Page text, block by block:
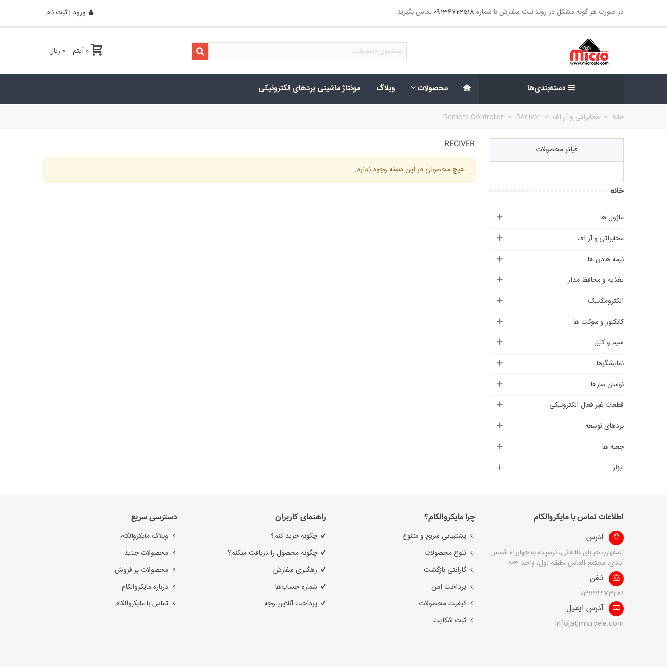
در صورت هر گونه مشکل در روند ثبت سفارش با شماره 09134722518 تماس بگیرید ورود | ثبت نام
0 آیتم- 0 ریال
دسته‌بندی‌ها محصولات وبلاگ مونتاژ ماشینی بردهای الکترونیکی
خانه > مخابراتی و آر اف >
Remote Controller > Reciver
فیلتر محصولات
خانه
ماژول ها
مخابراتی و آر اف
نیمه هادی ها
تغذیه و محافظ مدار
الکترومکانیک
کانکتور و سوکت ها
سیم و کابل
نمایشگرها
نوسان سازها
قطعات غیر فعال الکترونیکی
بردهای توسعه
جعبه ها
ابزار
RECIVER
هیچ محصولی در این دسته وجود ندارد.
اطلاعات تماس با مایکروالکام
آدرس
اصفهان، خیابان طالقانی، نرسیده به چهارراه شمس
آبادی، مجتمع الماس ،طبقه اول، واحد 103
تلفن
03132373281
آدرس ایمیل
info[at]microele.com
چرا مایکروالکام؟
پشتیبانی سریع و متنوع
تنوع محصولات
گارانتی بازگشت
پرداخت امن
کیفیت محصولات
ثبت شکایت
راهنمای کاربران
چگونه خرید کنم؟
چگونه محصول را دریافت میکنم؟
رهگیری سفارش
شماره حساب‌ها
پرداخت آنلاین وجه
دسترسی سریع
وبلاگ مایکروالکام
محصولات جدید
محصولات پر فروش
درباره مایکروالکام
تماس با مایکروالکام